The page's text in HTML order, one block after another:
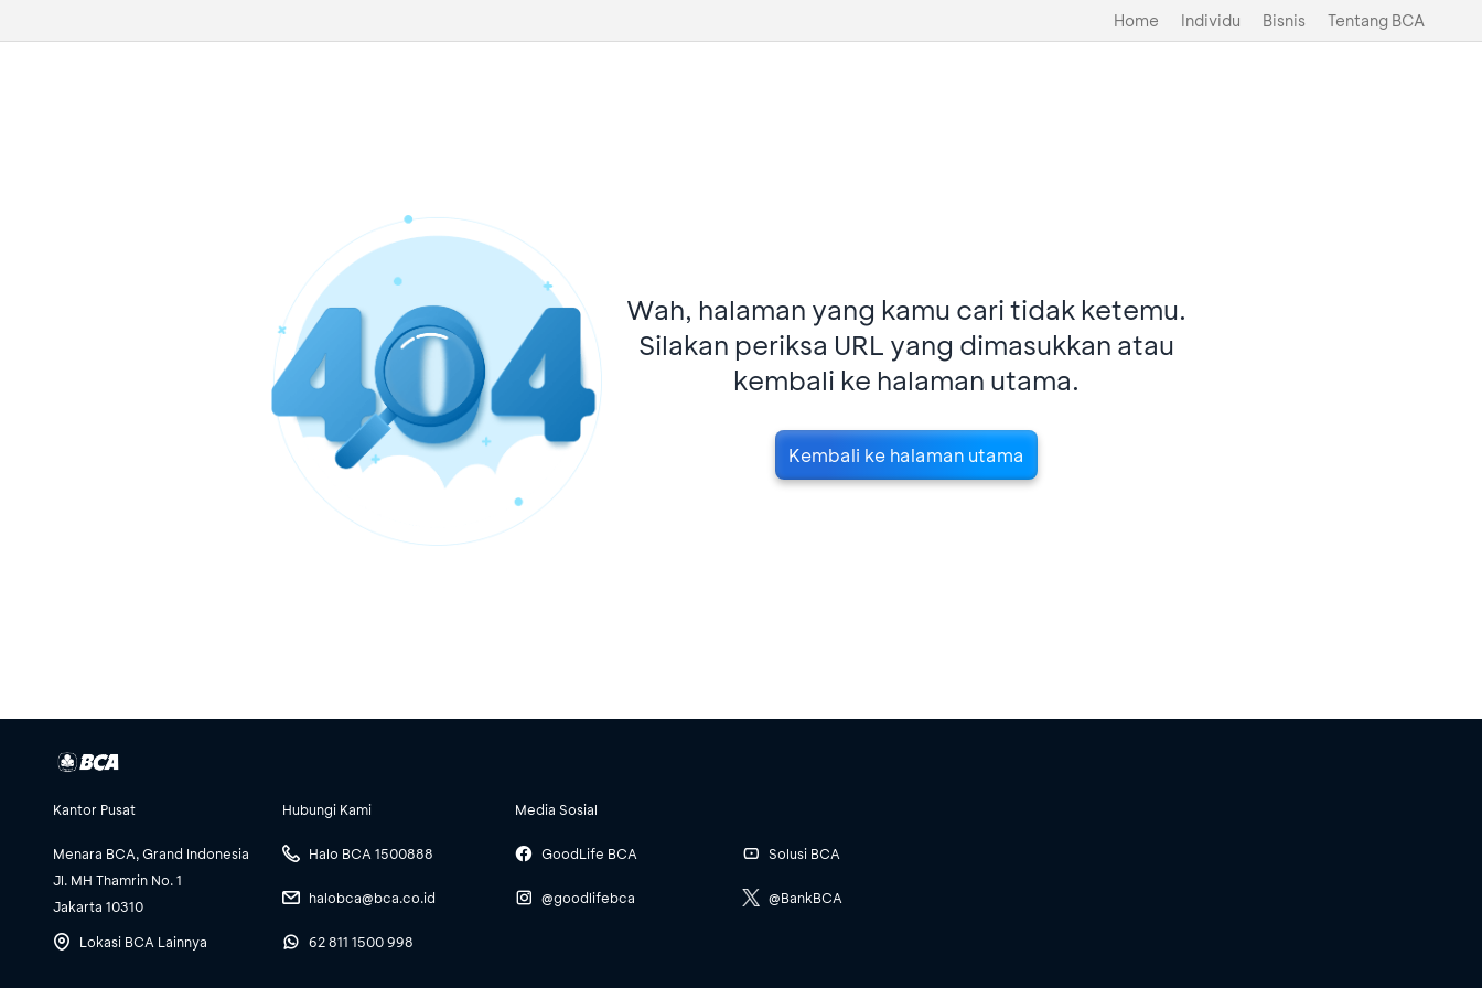
Home Individu Bisnis Tentang BCA
Wah, halaman yang kamu cari tidak ketemu.
Silakan periksa URL yang dimasukkan atau
kembali ke halaman utama.
Kembali ke halaman utama
Kantor Pusat
Menara BCA, Grand Indonesia
Jl. MH Thamrin No. 1
Jakarta 10310
Lokasi BCA Lainnya
Hubungi Kami
Halo BCA 1500888
halobca@bca.co.id
62 811 1500 998
Media Sosial
GoodLife BCA
@goodlifebca
Solusi BCA
@BankBCA